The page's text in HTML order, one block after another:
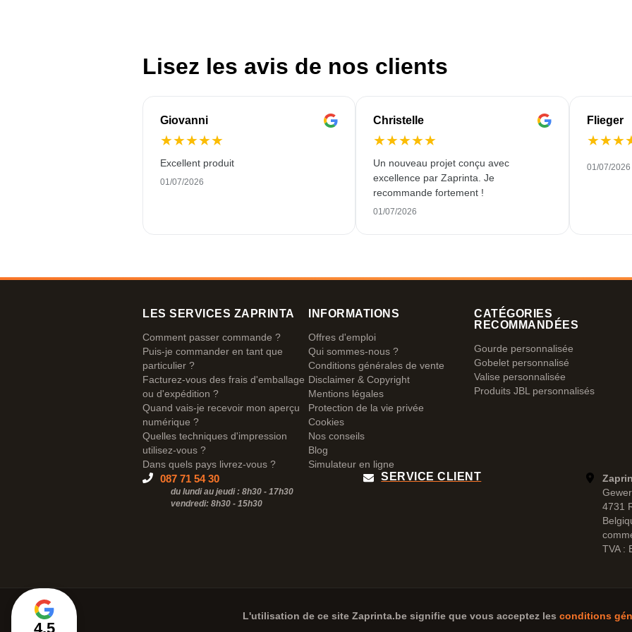
Lisez les avis de nos clients
Giovanni
★★★★★
Excellent produit
01/07/2026
Christelle
★★★★★
Un nouveau projet conçu avec
excellence par Zaprinta. Je
recommande fortement !
01/07/2026
Flieger
★★★
01/07/2026
4,5
LES SERVICES ZAPRINTA
Comment passer commande ?
Puis-je commander en tant que
particulier ?
Facturez-vous des frais d'emballage
ou d'expédition ?
Quand vais-je recevoir mon aperçu
numérique ?
Quelles techniques d'impression
utilisez-vous ?
Dans quels pays livrez-vous ?
INFORMATIONS
Offres d'emploi
Qui sommes-nous ?
Conditions générales de vente
Disclaimer & Copyright
Mentions légales
Protection de la vie privée
Cookies
Nos conseils
Blog
Simulateur en ligne
CATÉGORIES
RECOMMANDÉES
Gourde personnalisée
Gobelet personnalisé
Valise personnalisée
Produits JBL personnalisés
087 71 54 30
du lundi au jeudi : 8h30 - 17h30
vendredi: 8h30 - 15h30
SERVICE CLIENT
4731
TVA :
L'utilisation de ce site Zaprinta.besignifie que vous acceptez les conditions